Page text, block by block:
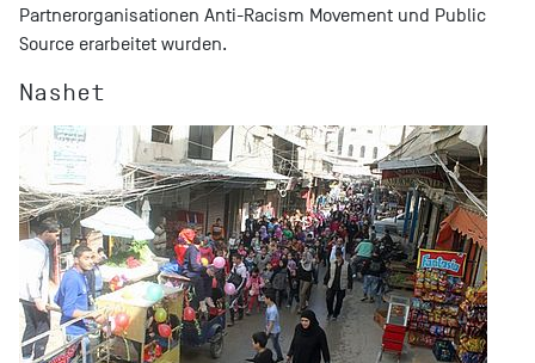
Partnerorganisationen Anti-Racism Movement und Public
Source erarbeitet wurden.
Nashet